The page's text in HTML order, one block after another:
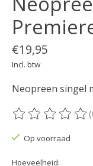
€19,95
Incl. btw
Neopreen singel
De beoordeling
Op voorraad
Hoeveelheid: